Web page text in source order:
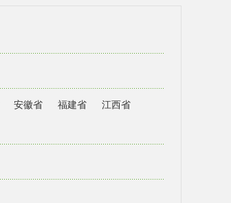
安徽省 福建省
江西省